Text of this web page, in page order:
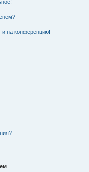
на конференцию!